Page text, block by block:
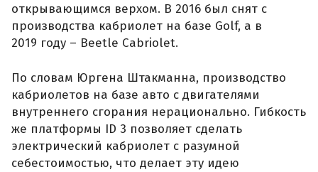
открывающимся верхом. В 2016 был снят с
производства кабриолет на базе Golf, а в
2019 году – Beetle Cabriolet.
По словам Юргена Штакманна, производство
кабриолетов на базе авто с двигателями
внутреннего сгорания нерационально. Гибкость
же платформы ID 3 позволяет сделать
электрический кабриолет с разумной
себестоимостью, что делает эту идею